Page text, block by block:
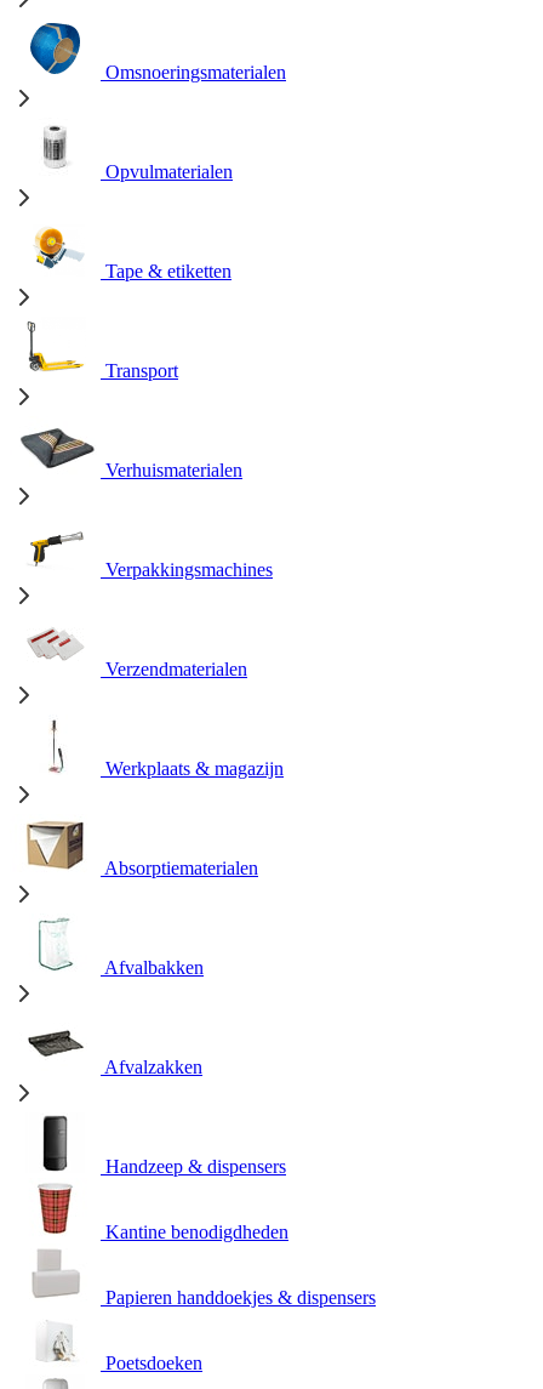
Omsnoeringsmaterialen
Opvulmaterialen
Tape & etiketten
Transport
Verhuismaterialen
Verpakkingsmachines
Verzendmaterialen
Werkplaats & magazijn
Absorptiematerialen
Afvalbakken
Afvalzakken
Handzeep & dispensers
Kantine benodigdheden
Papieren handdoekjes & dispensers
Poetsdoeken